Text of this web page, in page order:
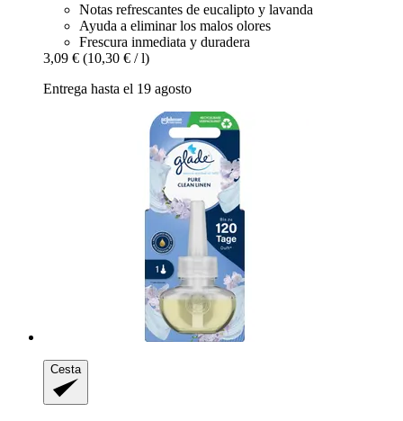
Notas refrescantes de eucalipto y lavanda
Ayuda a eliminar los malos olores
Frescura inmediata y duradera
3,09 € (10,30 € / l)
Entrega hasta el 19 agosto
Cesta